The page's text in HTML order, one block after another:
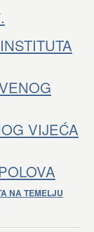
VIJEĆA
NA TEMELJU